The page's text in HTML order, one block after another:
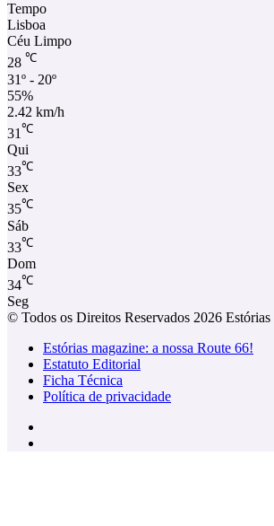
Tempo
Lisboa
Céu Limpo
28 ℃
31º - 20º
55%
2.42 km/h
31 ℃
Qui
33℃
Sex
35℃
Sáb
33℃
Dom
34℃
Seg
© Todos os Direitos Reservados 2026
Estórias magazine: a nossa Route 66!
Estatuto Editorial
Ficha Técnica
Política de privacidade